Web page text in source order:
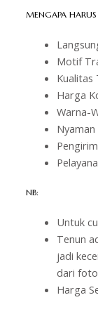
MENGAPA HARUS
Motif
Kualitas
Harga
Warna-
Nyaman
NB:
Untuk
Tenun
jadi
dari
Harga